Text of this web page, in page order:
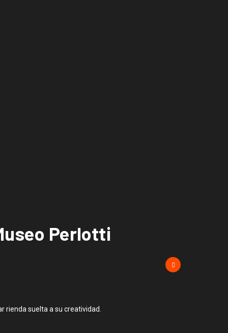
Perlotti
rienda suelta a su creatividad.